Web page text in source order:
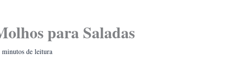
para Saladas
minutos de leitura